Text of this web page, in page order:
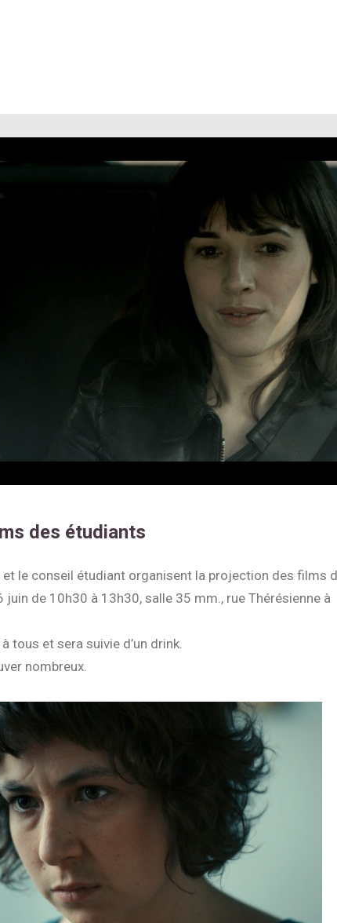
des étudiants
le conseil étudiant organisent la projection des films
juin de 10h30 à 13h30, salle 35 mm., rue Thérésienne à
tous et sera suivie d’un drink.
nombreux.